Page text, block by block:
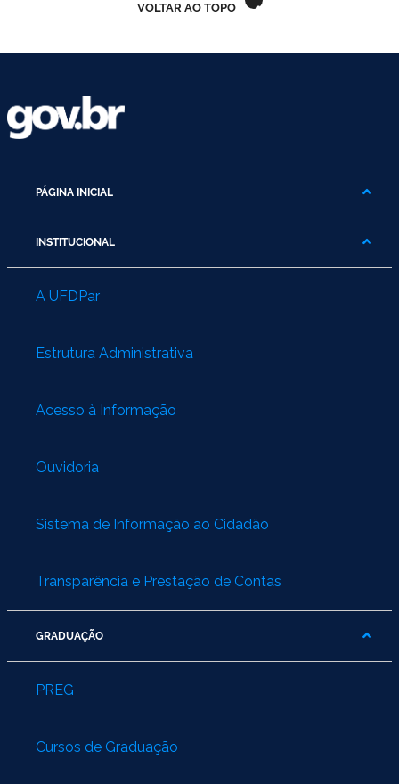
VOLTAR AO TOPO
PÁGINA INICIAL
INSTITUCIONAL
A UFDPar
Estrutura Administrativa
Acesso à Informação
Ouvidoria
Sistema de Informação ao Cidadão
Transparência e Prestação de Contas
GRADUAÇÃO
PREG
Cursos de Graduação